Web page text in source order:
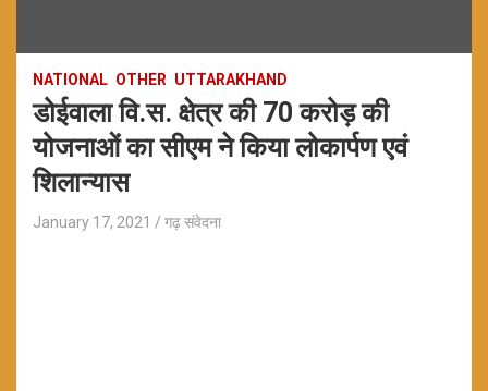
NATIONAL OTHER UTTARAKHAND
डोईवाला वि.स. क्षेत्र की 70 करोड़ की
योजनाओं का सीएम ने किया लोकार्पण एवं
शिलान्यास
January 17, 2021 गढ़ संवेदना